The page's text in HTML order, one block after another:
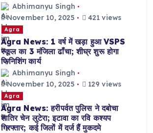
Abhimanyu Singh
November 10, 2025
421 views
Agra
Agra News: 1 वर्ष में खड़ा हुआ VSPS
स्कूल का 3 मंजिला ढाँचा; शीघ्र शुरू होगा
फिनिशिंग कार्य
Abhimanyu Singh
November 10, 2025
129 views
Agra
Agra News: हरीपर्वत पुलिस ने दबोचा
शातिर चेन लुटेरा; इटावा का रवि कश्यप
गिरफ्तार; कई जिलों में दर्ज हैं मुकदमे